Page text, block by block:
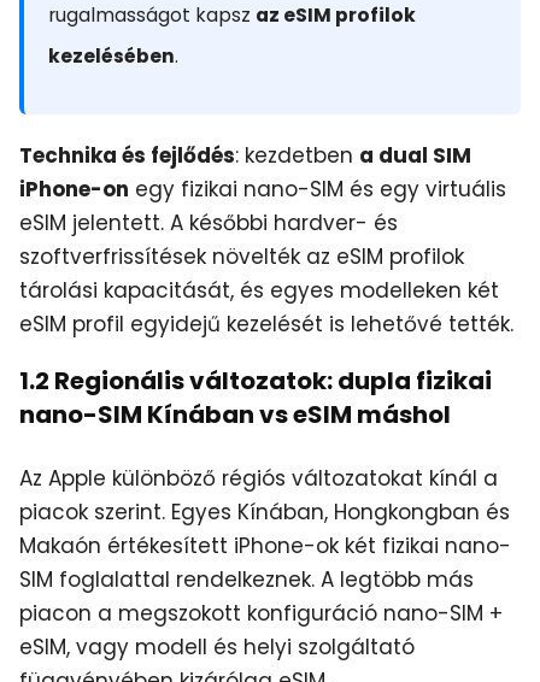
rugalmasságot kapsz az eSIM profilok
kezelésében.
Technika és fejlődés: kezdetben a dual SIM
iPhone-on egy fizikai nano-SIM és egy virtuális
eSIM jelentett. A későbbi hardver- és
szoftverfrissítések növelték az eSIM profilok
tárolási kapacitását, és egyes modelleken két
eSIM profil egyidejű kezelését is lehetővé tették.
1.2 Regionális változatok: dupla fizikai
nano-SIM Kínában vs eSIM máshol
Az Apple különböző régiós változatokat kínál a
piacok szerint. Egyes Kínában, Hongkongban és
Makaón értékesített iPhone-ok két fizikai nano-
SIM foglalattal rendelkeznek. A legtöbb más
piacon a megszokott konfiguráció nano-SIM +
eSIM, vagy modell és helyi szolgáltató